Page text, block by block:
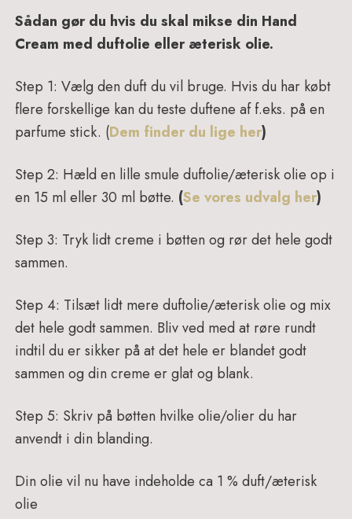
Sådan gør du hvis du skal mikse din Hand
Cream med duftolie eller æterisk olie.
Step 1: Vælg den duft du vil bruge. Hvis du har købt
flere forskellige kan du teste duftene af f.eks. på en
parfume stick. (Dem finder du lige her)
Step 2: Hæld en lille smule duftolie/æterisk olie op i
en 15 ml eller 30 ml bøtte. (Se vores udvalg her)
Step 3: Tryk lidt creme i bøtten og rør det hele godt
sammen.
Step 4: Tilsæt lidt mere duftolie/æterisk olie og mix
det hele godt sammen. Bliv ved med at røre rundt
indtil du er sikker på at det hele er blandet godt
sammen og din creme er glat og blank.
Step 5: Skriv på bøtten hvilke olie/olier du har
anvendt i din blanding.
Din olie vil nu have indeholde ca 1 % duft/æterisk
olie